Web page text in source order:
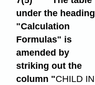
under the heading
"Calculation
Formulas" is
amended by
striking out the
column "CHILD IN